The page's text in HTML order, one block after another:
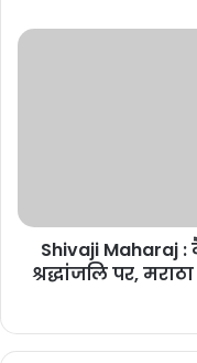
कार्यक्षेत्र में आपको मान-
इसे पढ़े : Surya Grahan
https://
Shivaji Maharaj :
श्रद्धांजलि पर,